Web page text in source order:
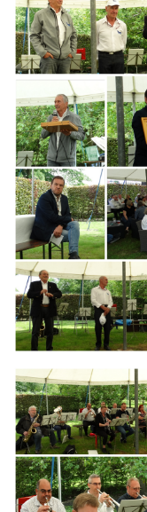
ARMCHAIR
Branding
ARMCHAIR